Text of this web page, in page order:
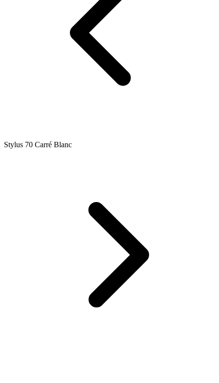
Stylus 70 Carré Blanc